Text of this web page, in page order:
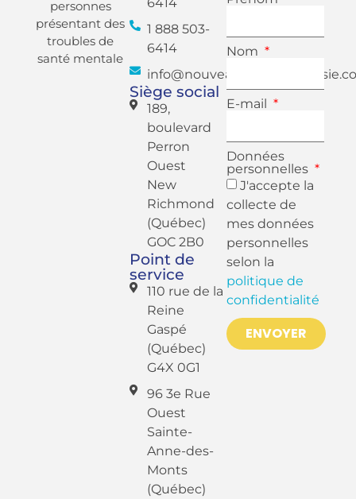
personnes
présentant des
troubles de
santé mentale
1 888 503-
6414
Siège social
189,
boulevard
Perron
Ouest
New
Richmond
(Québec)
GOC 2B0
Point de
service
110 rue de la
Reine
Gaspé
(Québec)
G4X 0G1
96 3e Rue
Ouest
Sainte-
Anne-des-
Monts
(Québec)
Nom
E-mail
Données
personnelles
J'accepte la
collecte de
mes données
personnelles
selon la
politique de
confidentialité
ENVOYER